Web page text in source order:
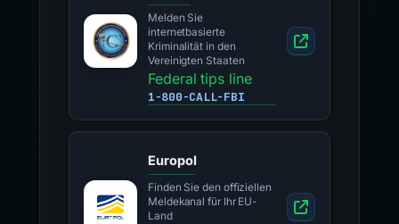
Melden Sie
internetbasierte
Kriminalität in den
Vereinigten Staaten
Federal tips line
1-800-CALL-FBI
Europol
Finden Sie den offiziellen
Meldekanal für Ihr EU-
Land